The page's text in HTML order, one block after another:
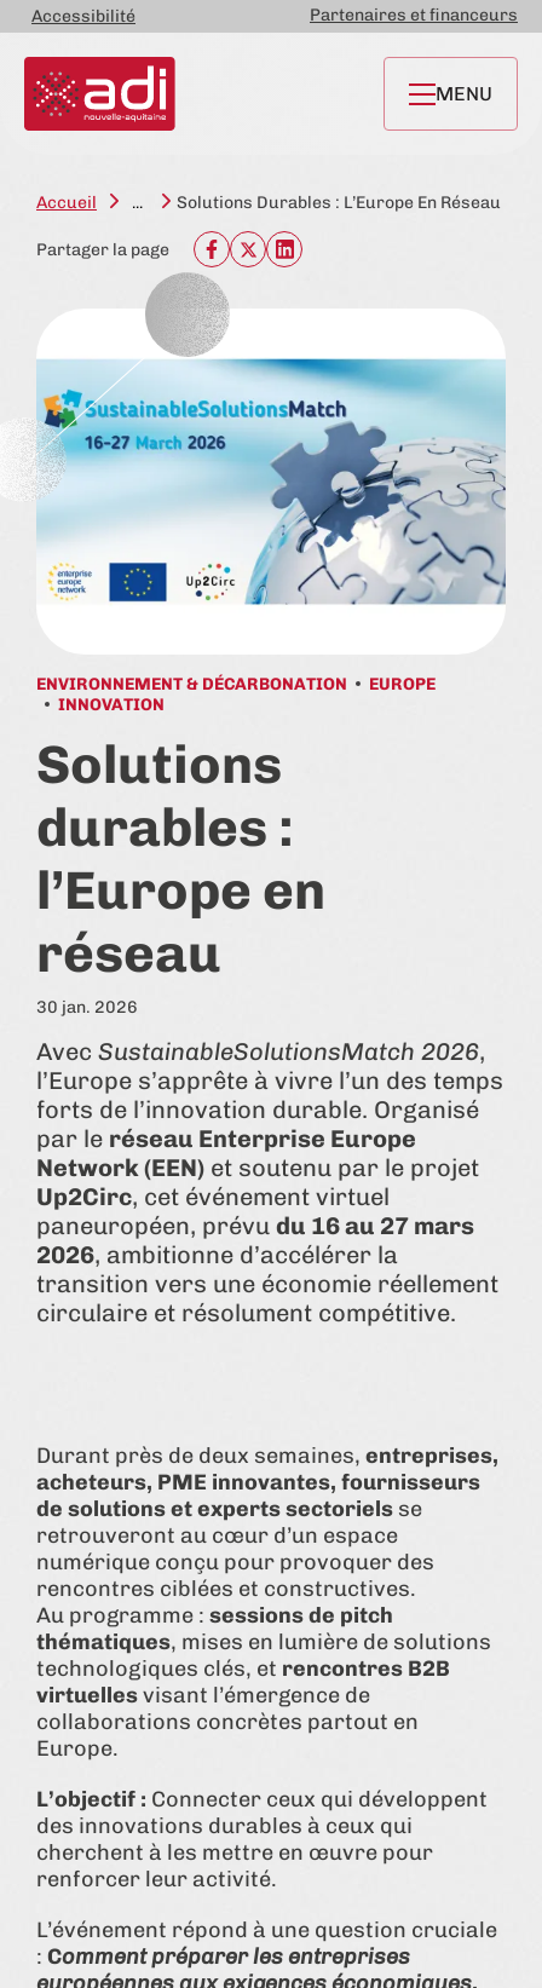
Accessibilité Partenaires et financeurs
MENU
Accueil ... Solutions Durables : L’Europe En Réseau
Partager la page
ENVIRONNEMENT & DÉCARBONATION
EUROPE
INNOVATION
Solutions
durables :
l’Europe en
réseau
30 jan. 2026
Avec SustainableSolutionsMatch 2026,
l’Europe s’apprête à vivre l’un des temps
forts de l’innovation durable. Organisé
par le réseau Enterprise Europe
Network (EEN) et soutenu par le projet
Up2Circ, cet événement virtuel
paneuropéen, prévu du 16 au 27 mars
2026, ambitionne d’accélérer la
transition vers une économie réellement
circulaire et résolument compétitive.
Durant près de deux semaines, entreprises,
acheteurs, PME innovantes, fournisseurs
de solutions et experts sectoriels se
retrouveront au cœur d’un espace
numérique conçu pour provoquer des
rencontres ciblées et constructives.
Au programme : sessions de pitch
thématiques, mises en lumière de solutions
technologiques clés, et rencontres B2B
virtuellesvisant l’émergence de
collaborations concrètes partout en
Europe.
L’objectif : Connecter ceux qui développent
des innovations durables à ceux qui
cherchent à les mettre en œuvre pour
renforcer leur activité.
L’événement répond à une question cruciale
: Comment préparer les entreprises